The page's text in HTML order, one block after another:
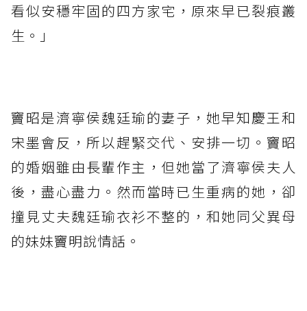
看似安穩牢固的四方家宅，原來早已裂痕叢
生。」
竇昭是濟寧侯魏廷瑜的妻子，她早知慶王和
宋墨會反，所以趕緊交代、安排一切。竇昭
的婚姻雖由長輩作主，但她當了濟寧侯夫人
後，盡心盡力。然而當時已生重病的她，卻
撞見丈夫魏廷瑜衣衫不整的，和她同父異母
的妹妹竇明說情話。